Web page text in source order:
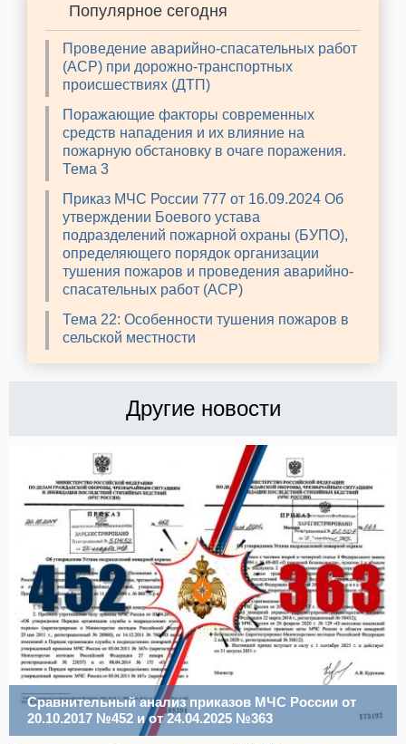
Популярное сегодня
Проведение аварийно-спасательных работ
(АСР) при дорожно-транспортных
происшествиях (ДТП)
Поражающие факторы современных
средств нападения и их влияние на
пожарную обстановку в очаге поражения.
Тема 3
Приказ МЧС России 777 от 16.09.2024 Об
утверждении Боевого устава
подразделений пожарной охраны (БУПО),
определяющего порядок организации
тушения пожаров и проведения аварийно-
спасательных работ (АСР)
Тема 22: Особенности тушения пожаров в
сельской местности
Другие новости
Сравнительный анализ приказов МЧС России от
20.10.2017 №452 и от 24.04.2025 №363